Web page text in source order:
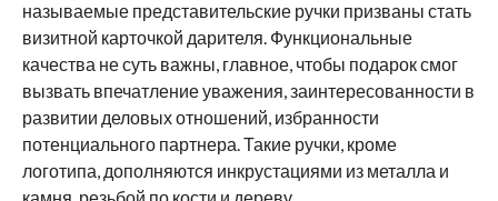
называемые представительские ручки призваны стать
визитной карточкой дарителя. Функциональные
качества не суть важны, главное, чтобы подарок смог
вызвать впечатление уважения, заинтересованности в
развитии деловых отношений, избранности
потенциального партнера. Такие ручки, кроме
логотипа, дополняются инкрустациями из металла и